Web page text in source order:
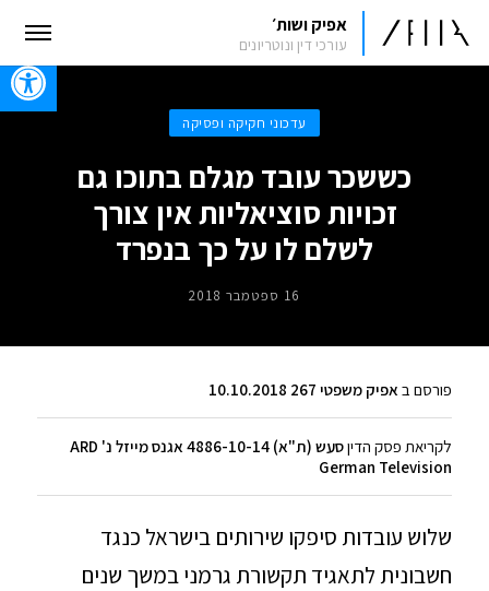
אפיק ושות׳
עורכי דין ונוטריונים
עדכוני חקיקה ופסיקה
כששכר עובד מגלם בתוכו גם
זכויות סוציאליות אין צורך
לשלם לו על כך בנפרד
16 ספטמבר 2018
פורסם ב אפיק משפטי 267 10.10.2018
לקריאת פסק הדין
סעש (ת"א) 4886-10-14 אגנס מייזל נ' ARD
German Television
שלוש עובדות סיפקו שירותים בישראל כנגד
חשבונית לתאגיד תקשורת גרמני במשך שנים